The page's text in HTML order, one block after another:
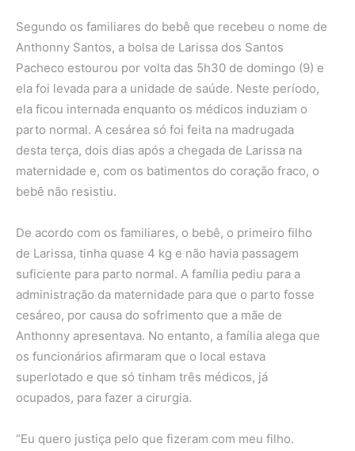
Segundo os familiares do bebê que recebeu o nome de
Anthonny Santos, a bolsa de Larissa dos Santos
Pacheco estourou por volta das 5h30 de domingo (9) e
ela foi levada para a unidade de saúde. Neste período,
ela ficou internada enquanto os médicos induziam o
parto normal. A cesárea só foi feita na madrugada
desta terça, dois dias após a chegada de Larissa na
maternidade e, com os batimentos do coração fraco, o
bebê não resistiu.
De acordo com os familiares, o bebê, o primeiro filho
de Larissa, tinha quase 4 kg e não havia passagem
suficiente para parto normal. A família pediu para a
administração da maternidade para que o parto fosse
cesáreo, por causa do sofrimento que a mãe de
Anthonny apresentava. No entanto, a família alega que
os funcionários afirmaram que o local estava
superlotado e que só tinham três médicos, já
ocupados, para fazer a cirurgia.
“Eu quero justiça pelo que fizeram com meu filho.